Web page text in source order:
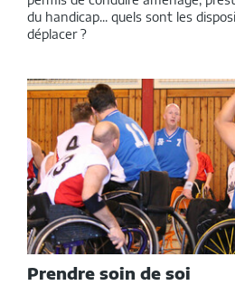
du handicap... quels sont les
déplacer ?
Prendre soin de soi